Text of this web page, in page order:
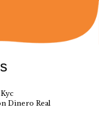
Dinero Real